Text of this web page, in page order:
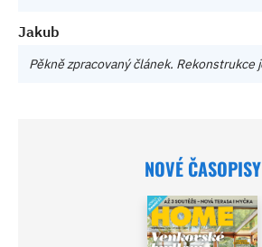
Jakub
Pěkně zpracovaný článek. Rekonstrukce
NOVÉ ČASOPISY